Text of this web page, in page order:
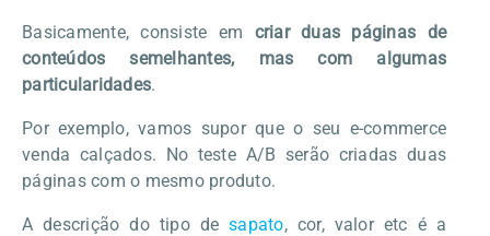
Basicamente, consiste em criar duas páginas de
conteúdos semelhantes, mas com algumas
particularidades.
Por exemplo, vamos supor que o seu e-commerce
venda calçados. No teste A/B serão criadas duas
páginas com o mesmo produto.
A descrição do tipo desapato, cor, valor etc é a